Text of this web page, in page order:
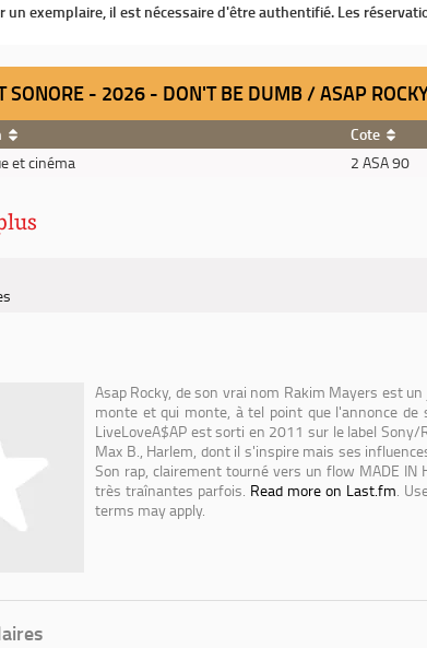
un exemplaire, il est nécessaire d'être authentifié. Les
SONORE - 2026 - DON'T BE DUMB / ASAP
Cote
et cinéma
2 ASA 90
Asap Rocky, de son vrai nom Rakim Mayers est
monte et qui monte, à tel point que l'annonce
LiveLoveA$AP est sorti en 2011 sur le label
Max B., Harlem, dont il s'inspire mais ses
Son rap, clairement tourné vers un flow MADE IN
très traînantes parfois. Read more on Last.fm.
terms may apply.